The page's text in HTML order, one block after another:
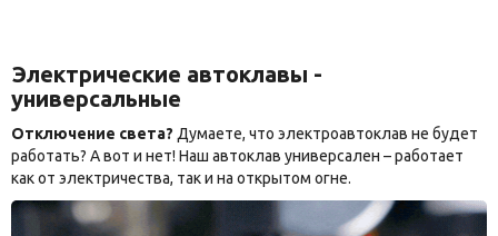
Электрические автоклавы -
универсальные
Отключение света? Думаете, что электроавтоклав не будет
работать? А вот и нет! Наш автоклав универсален – работает
как от электричества, так и на открытом огне.